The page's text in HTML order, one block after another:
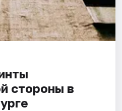
стороны в